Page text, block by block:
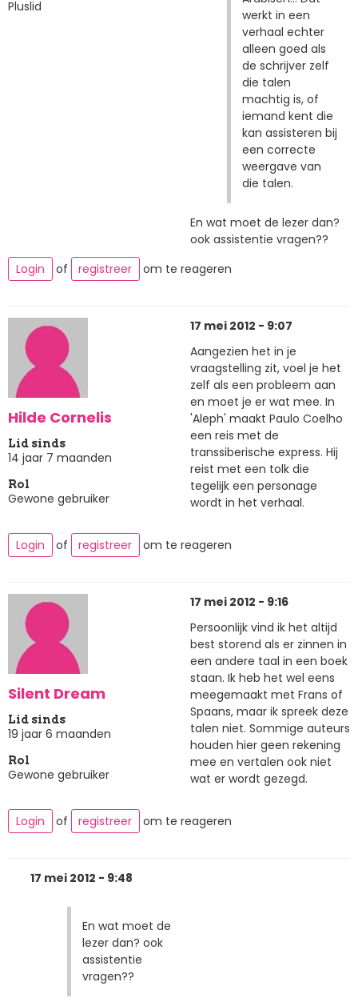
Pluslid
werkt in een
verhaal echter
alleen goed als
de schrijver zelf
die talen
machtig is, of
iemand kent die
kan assisteren bij
een correcte
weergave van
die talen.
En wat moet de lezer dan?
ook assistentie vragen??
Login
of registreer om te reageren
Hilde Cornelis
Lid sinds
14 jaar 7 maanden
Rol
Gewone gebruiker
17 mei 2012 - 9:07
Aangezien het in je
vraagstelling zit, voel je het
zelf als een probleem aan
en moet je er wat mee. In
'Aleph' maakt Paulo Coelho
een reis met de
transsiberische express. Hij
reist met een tolk die
tegelijk een personage
wordt in het verhaal.
Login of registreer om te reageren
Silent Dream
Lid sinds
19 jaar 6 maanden
Rol
Gewone gebruiker
17 mei 2012 - 9:16
Persoonlijk vind ik het altijd
best storend als er zinnen in
een andere taal in een boek
staan. Ik heb het wel eens
meegemaakt met Frans of
Spaans, maar ik spreek deze
talen niet. Sommige auteurs
houden hier geen rekening
mee en vertalen ook niet
wat er wordt gezegd.
Login of registreer om te reageren
17 mei 2012 - 9:48
En wat moet de
lezer dan? ook
assistentie
vragen??